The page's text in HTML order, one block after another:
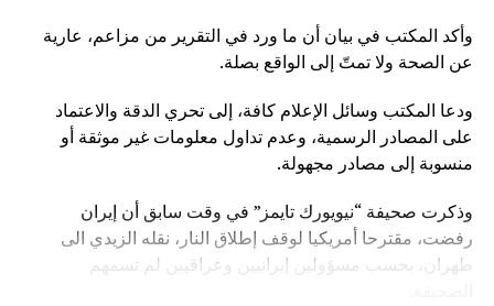
وأكد المكتب في بيان أن ما ورد في التقرير من مزاعم، عارية
عن الصحة ولا تمتّ إلى الواقع بصلة.
ودعا المكتب وسائل الإعلام كافة، إلى تحري الدقة والاعتماد
على المصادر الرسمية، وعدم تداول معلومات غير موثقة أو
منسوبة إلى مصادر مجهولة.
وذكرت صحيفة “نيويورك تايمز” في وقت سابق أن إيران
رفضت، مقترحا أمريكيا لوقف إطلاق النار، نقله الزيدي الى
طهران، بحسب مسؤولين إيرانيين وعراقيين لم تسمهم